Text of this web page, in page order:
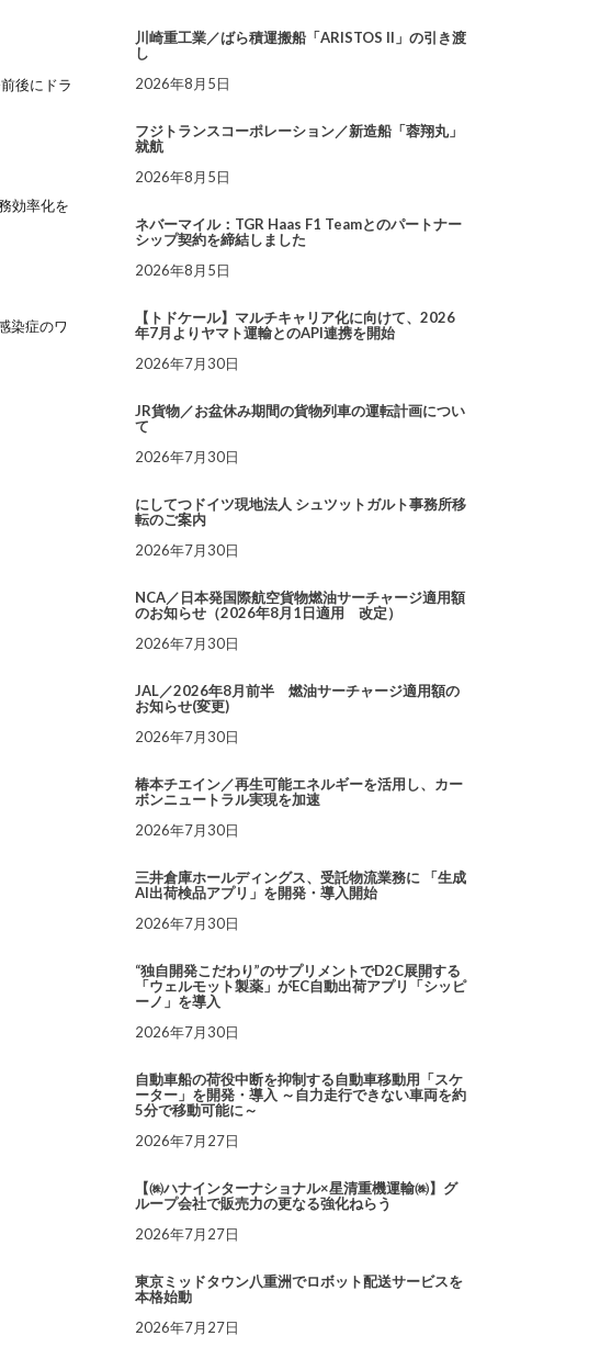
後にドラ
効率化を
染症のワ
川崎重工業／ばら積運搬船「ARISTOS II」の引き渡
し
2026年8月5日
フジトランスコーポレーション／新造船「蓉翔丸」
就航
2026年8月5日
ネバーマイル：TGR Haas F1 Teamとのパートナー
シップ契約を締結しました
2026年8月5日
【トドケール】マルチキャリア化に向けて、2026
年7月よりヤマト運輸とのAPI連携を開始
2026年7月30日
JR貨物／お盆休み期間の貨物列車の運転計画につい
て
2026年7月30日
にしてつドイツ現地法人 シュツットガルト事務所移
転のご案内
2026年7月30日
NCA／日本発国際航空貨物燃油サーチャージ適用額
のお知らせ（2026年8月1日適用 改定）
2026年7月30日
JAL／2026年8月前半 燃油サーチャージ適用額の
お知らせ(変更)
2026年7月30日
椿本チエイン／再生可能エネルギーを活用し、カー
ボンニュートラル実現を加速
2026年7月30日
三井倉庫ホールディングス、受託物流業務に 「生成
AI出荷検品アプリ」を開発・導入開始
2026年7月30日
“独自開発こだわり”のサプリメントでD2C展開する
「ウェルモット製薬」がEC自動出荷アプリ「シッピ
ーノ」を導入
2026年7月30日
自動車船の荷役中断を抑制する自動車移動用「スケ
ーター」を開発・導入 ～自力走行できない車両を約
5分で移動可能に～
2026年7月27日
【㈱ハナインターナショナル×星清重機運輸㈱】グ
ループ会社で販売力の更なる強化ねらう
2026年7月27日
東京ミッドタウン八重洲でロボット配送サービスを
本格始動
2026年7月27日